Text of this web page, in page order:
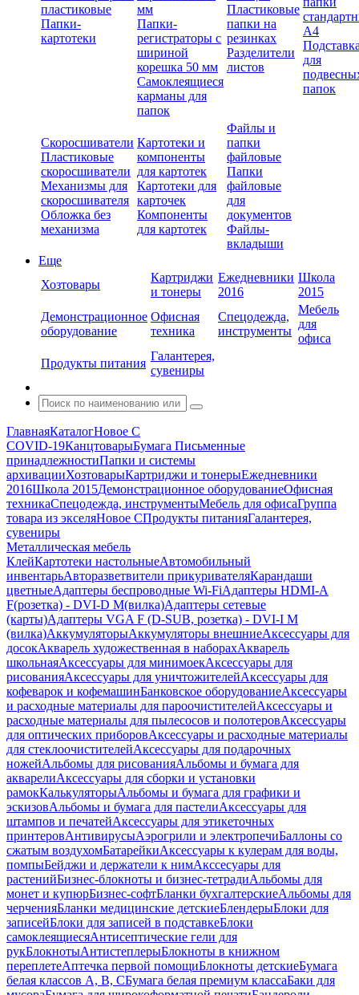
пластиковые
Папки-
картотеки
мм
Папки-
регистраторы с
шириной
корешка 50 мм
Самоклеящиеся
карманы для
папок
Пластиковые
папки на
резинках
Разделители
листов
А4
для
папок
Скоросшиватели
Пластиковые
скоросшиватели
Механизмы для
скоросшивателя
Обложка без
механизма
Картотеки и
компоненты
для картотек
Картотеки для
карточек
Компоненты
для картотек
Файлы и
папки
файловые
Папки
файловые
для
документов
Файлы-
вкладыши
Еще
Хозтовары
Картриджи
и тонеры
Ежедневники
2016
Школа
2015
Демонстрационное
оборудование
Офисная
техника
Спецодежда,
инструменты
Мебель
для
офиса
Продукты питания
Галантерея,
сувениры
ГлавнаяКаталогНовое С
COVID-19КанцтоварыБумага Письменные
принадлежностиПапки и системы
архивацииХозтоварыКартриджи и тонерыЕжедневники
2016Школа 2015Демонстрационное оборудованиеОфисная
техникаСпецодежда, инструментыМебель для офисаГруппа
товара из экселяНовое СПродукты питанияГалантерея,
сувениры
Металлическая мебель
КлейКартотеки настольныеАвтомобильный
инвентарьАвторазветвители прикуривателяКарандаши
цветныеАдаптеры беспроводные Wi-FiАдаптеры HDMI-A
F(розетка) - DVI-D M(вилка)Адаптеры сетевые
(карты)Адаптеры VGA F (D-SUB, розетка) - DVI-I M
(вилка)АккумуляторыАккумуляторы внешниеАксессуары для
досокАкварель художественная в наборахАкварель
школьнаяАксессуары для минимоекАксессуары для
рисованияАксессуары для уничтожителейАксессуары для
кофеварок и кофемашинБанковское оборудованиеАксессуары
и расходные материалы для пароочистителейАксессуары и
расходные материалы для пылесосов и полотеровАксессуары
для оптических приборовАксессуары и расходные материалы
для стеклоочистителейАксессуары для подарочных
ножейАльбомы для рисованияАльбомы и бумага для
акварелиАксессуары для сборки и установки
рамокКалькуляторыАльбомы и бумага для графики и
эскизовАльбомы и бумага для пастелиАксессуары для
штампов и печатейАксессуары для этикеточных
принтеровАнтивирусыАэрогрили и электропечиБаллоны со
сжатым воздухомБатарейкиАксессуары к кулерам для воды,
помпыБейджи и держатели к нимАкссесуары для
растенийБизнес-блокноты и бизнес-тетрадиАльбомы для
монет и купюрБизнес-софтБланки бухгалтерскиеАльбомы для
черченияБланки медицинские детскиеБлендерыБлоки для
записейБлоки для записей в подставкеБлоки
самоклеящиесяАнтисептические гели для
рукБлокнотыАнтистеплерыБлокноты в книжном
переплетеАптечка первой помощиБлокноты детскиеБумага
белая классов А, В, СБумага белая премиум классаБаки для